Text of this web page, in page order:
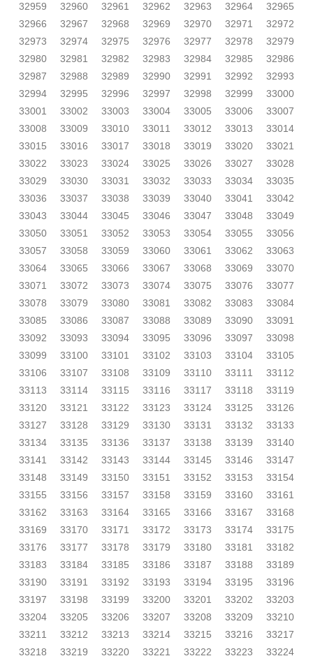
32959
32960 32961 32962 32963 32964
32965
32966
32967 32968 32969 32970 32971
32972
32973
32974 32975 32976 32977 32978
32979
32980
32981 32982 32983 32984 32985
32986
32987
32988 32989 32990 32991 32992
32993
32994
32995 32996 32997 32998 32999
33000
33001
33002 33003 33004 33005 33006
33007
33008
33009 33010 33011 33012 33013
33014
33015
33016 33017 33018 33019 33020
33021
33022
33023 33024 33025 33026 33027
33028
33029
33030 33031 33032 33033 33034
33035
33036
33037 33038 33039 33040 33041
33042
33043
33044 33045 33046 33047 33048
33049
33050
33051 33052 33053 33054 33055
33056
33057
33058 33059 33060 33061 33062
33063
33064
33065 33066 33067 33068 33069
33070
33071
33072 33073 33074 33075 33076
33077
33078
33079 33080 33081 33082 33083
33084
33085
33086 33087 33088 33089 33090
33091
33092
33093 33094 33095 33096 33097
33098
33099
33100 33101 33102 33103 33104
33105
33106
33107 33108 33109 33110 33111
33112
33113
33114 33115 33116 33117 33118
33119
33120
33121 33122 33123 33124 33125
33126
33127
33128 33129 33130 33131 33132
33133
33134
33135 33136 33137 33138 33139
33140
33141
33142 33143 33144 33145 33146
33147
33148
33149 33150 33151 33152 33153
33154
33155
33156 33157 33158 33159 33160
33161
33162
33163 33164 33165 33166 33167
33168
33169
33170 33171 33172 33173 33174
33175
33176
33177 33178 33179 33180 33181
33182
33183
33184 33185 33186 33187 33188
33189
33190
33191 33192 33193 33194 33195
33196
33197
33198 33199 33200 33201 33202
33203
33204
33205 33206 33207 33208 33209
33210
33211
33212 33213 33214 33215 33216
33217
33218
33219 33220 33221 33222 33223
33224